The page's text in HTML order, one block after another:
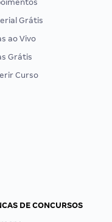
Grátis
ao Vivo
Grátis
Curso
DE CONCURSOS